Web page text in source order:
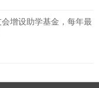
增设助学基金，每年最